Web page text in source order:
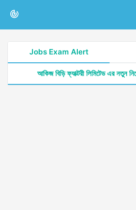
Jobs Exam Alert
আকিজ বিড়ি ফ্যাক্টরী লিমিটেড এর নতুন